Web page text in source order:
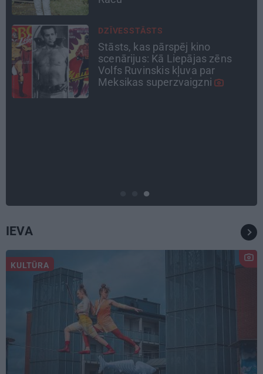
TAVS ĀRSTS
«Manā kabinetā bijusi teju visa
Liepāja.» Ārste Ingrīda
Gardovska par vairāk nekā 50
gadiem medicīnā
IEVA
KULTŪRA